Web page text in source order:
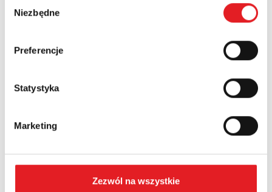
zgody
Niezbędne
Preferencje
Statystyka
Marketing
Zezwól na wszystkie
I consent to the processing of my personal data by
Relpol S.A. More information on the processing of
personal data in the Privacy Policy*